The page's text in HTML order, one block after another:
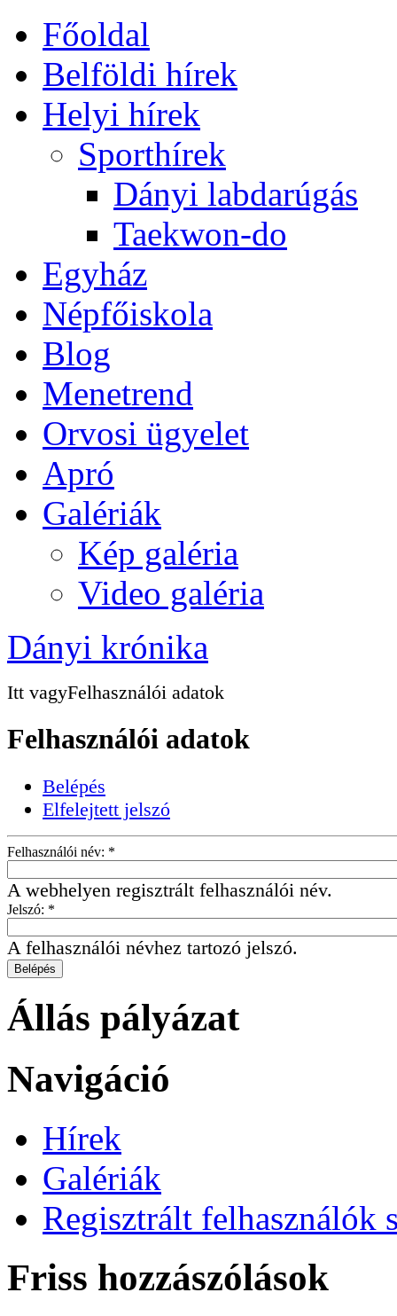
Főoldal
Belföldi hírek
Helyi hírek
Sporthírek
Dányi labdarúgás
Taekwon-do
Egyház
Népfőiskola
Blog
Menetrend
Orvosi ügyelet
Apró
Galériák
Kép galéria
Video galéria
Dányi krónika
Itt vagyFelhasználói adatok
Felhasználói adatok
Belépés
Elfelejtett jelszó
Felhasználói név: *
A webhelyen regisztrált felhasználói név.
Jelszó: *
A felhasználói névhez tartozó jelszó.
Állás pályázat
Navigáció
Hírek
Galériák
Regisztrált felhasználók
Friss hozzászólások